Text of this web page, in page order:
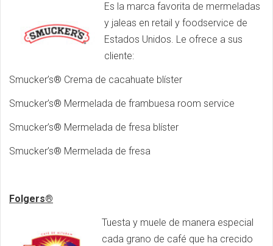
Es la marca favorita de mermeladas
y jaleas en retail y foodservice de
Estados Unidos. Le ofrece a sus
cliente:
Smucker’s® Crema de cacahuate blíster
Smucker’s® Mermelada de frambuesa room service
Smucker’s® Mermelada de fresa blíster
Smucker’s® Mermelada de fresa
Folgers®
Tuesta y muele de manera especial
cada grano de café que ha crecido